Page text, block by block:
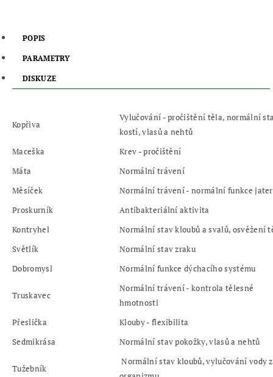
POPIS
PARAMETRY
DISKUZE
Kopřiva
Vylučování - pročištění těla, normální
kostí, vlasů a nehtů
Maceška
Krev - pročištění
Máta
Normální trávení
Měsíček
Normální trávení - normální funkce jater
Proskurník
Antibakteriální aktivita
Kontryhel
Normální stav kloubů a svalů, osvěžení
Světlík
Normální stav zraku
Dobromysl
Normální funkce dýchacího systému
Truskavec
Normální trávení - kontrola tělesné
hmotnosti
Přeslička
Klouby - flexibilita
Sedmikrása
Normální stav pokožky, vlasů a nehtů
Tužebník
Normální stav kloubů, vylučování vody z